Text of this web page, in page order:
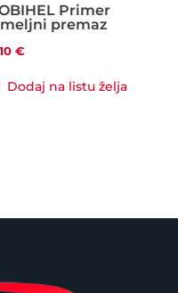
Primer
premaz
€
Dodaj na listu želja